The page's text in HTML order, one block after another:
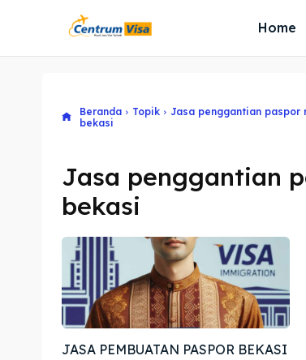
Home
Beranda Topik
Jasa penggantian paspor
bekasi
Jasa penggantian
bekasi
JASA PEMBUATAN PASPOR BEKASI